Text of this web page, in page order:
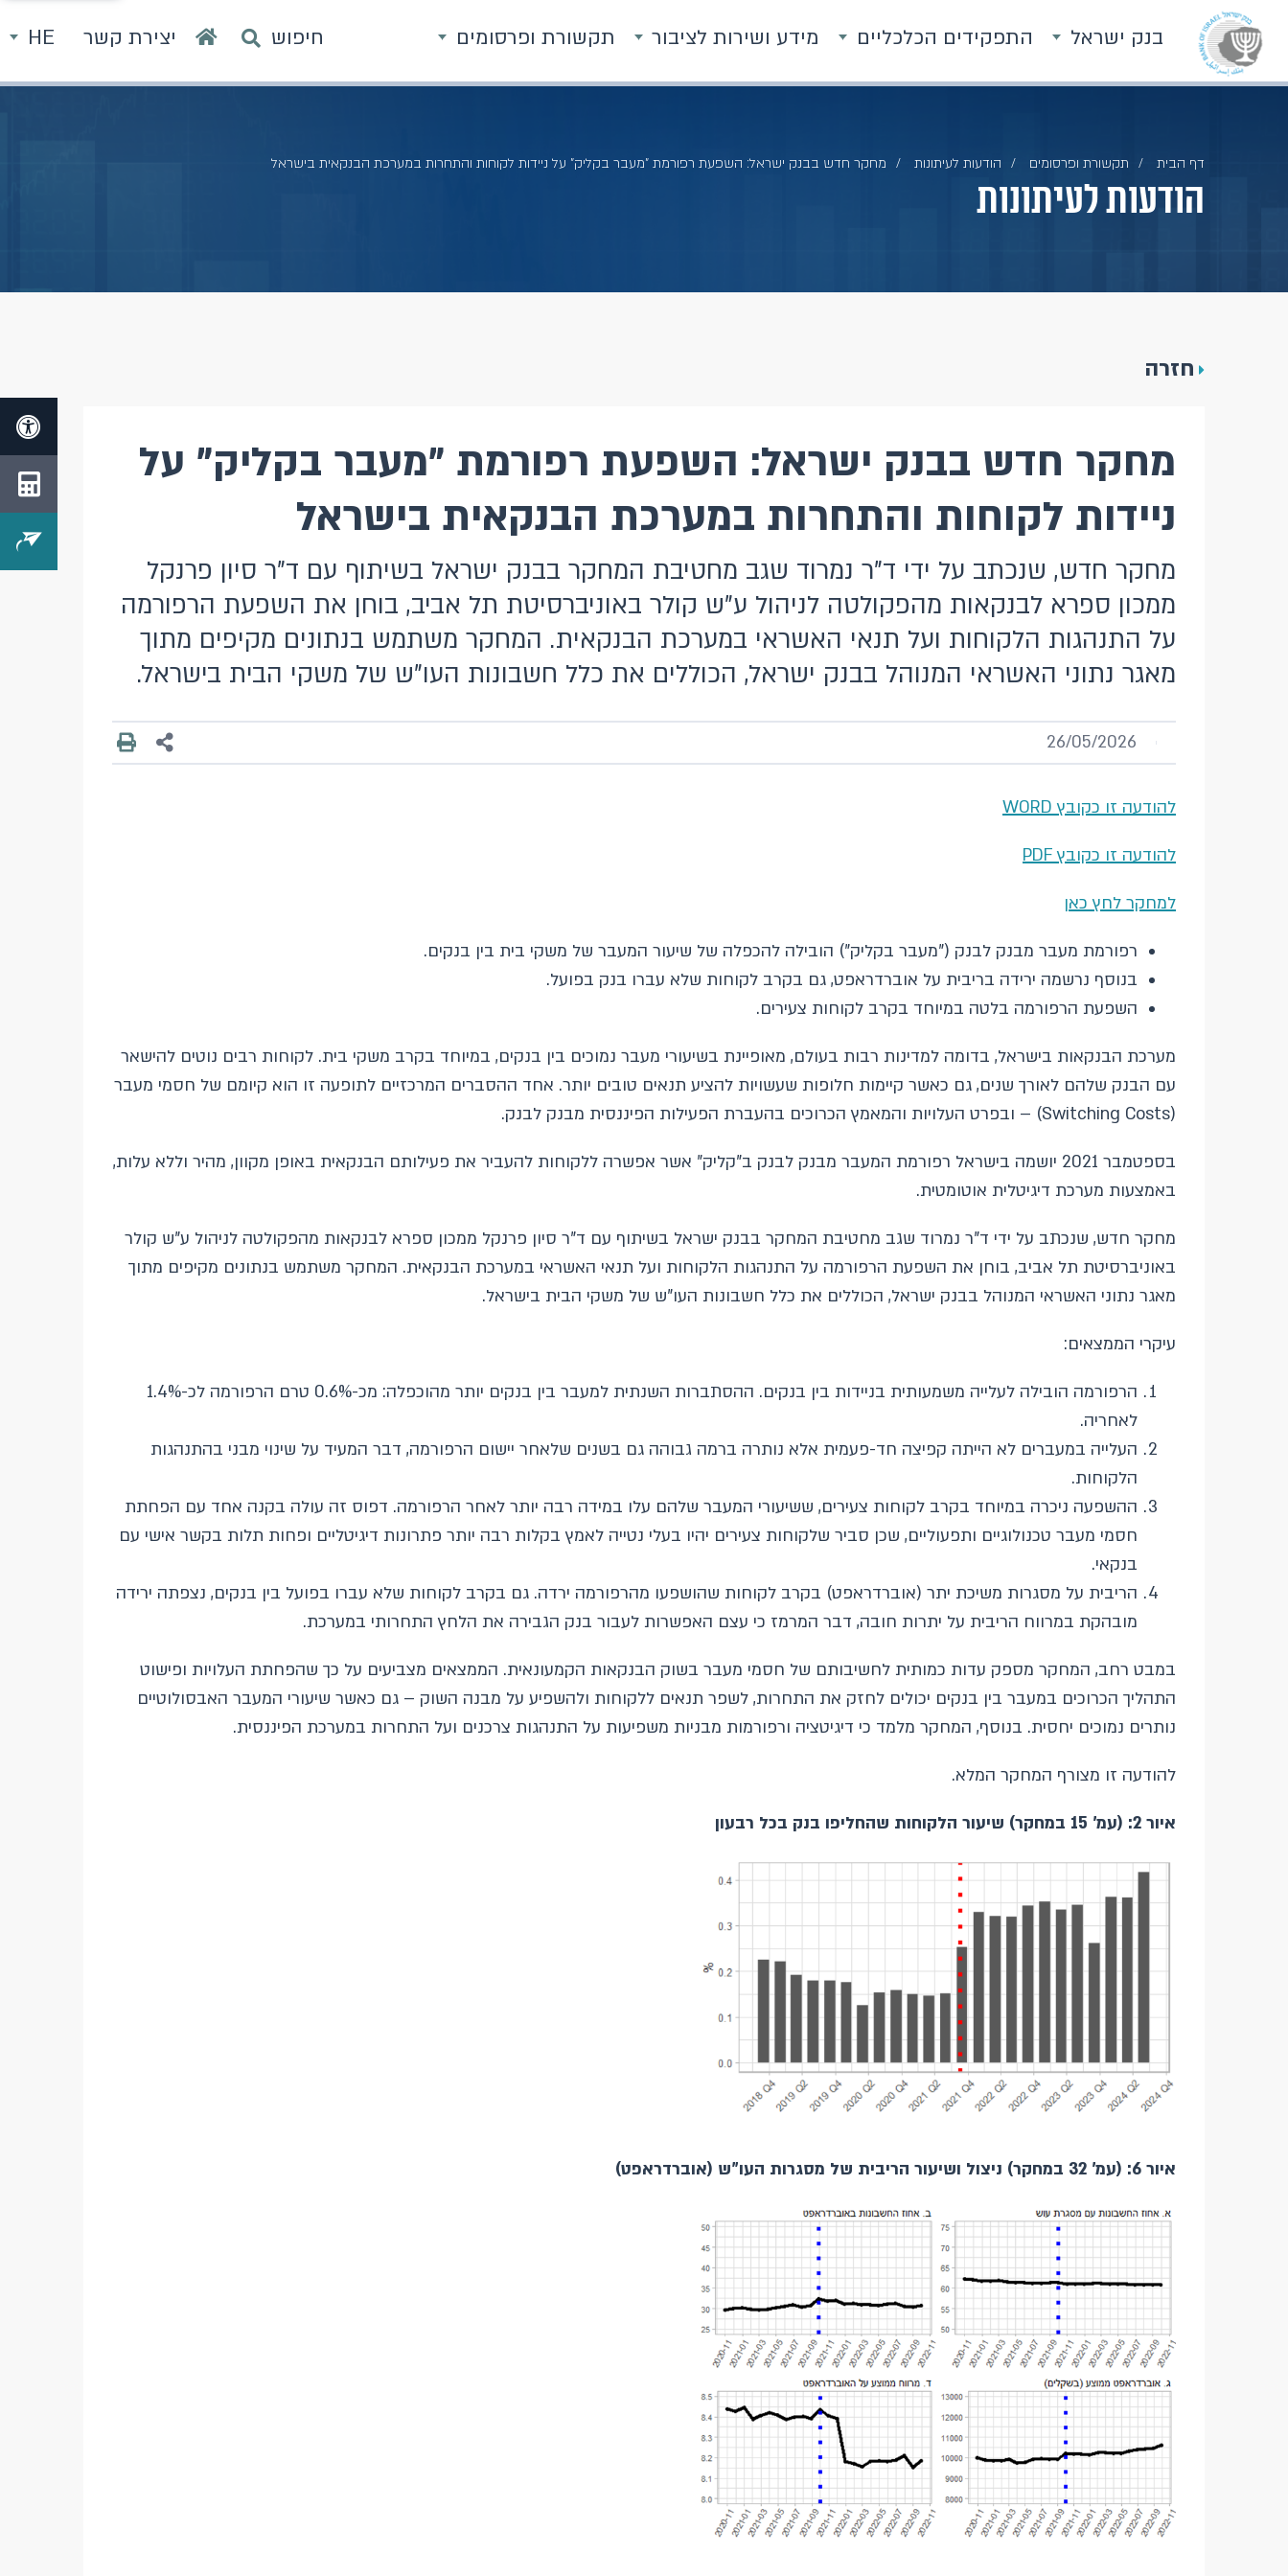
בנק ישראל התפקידים הכלכליים מידע ושירות לציבור תקשורת ופרסומים חיפוש יצירת קשר HE
דף הבית תקשורת ופרסומים הודעות לעיתונות מחקר חדש בבנק ישראל: השפעת רפורמת "מעבר בקליק" על ניידות לקוחות והתחרות במערכת הבנקאית בישראל
הודעות לעיתונות
חזרה
מחקר חדש בבנק ישראל: השפעת רפורמת "מעבר בקליק" על
ניידות לקוחות והתחרות במערכת הבנקאית בישראל
מחקר חדש, שנכתב על ידי ד"ר נמרוד שגב מחטיבת המחקר בבנק ישראל בשיתוף עם ד"ר סיון פרנקל
ממכון ספרא לבנקאות מהפקולטה לניהול ע"ש קולר באוניברסיטת תל אביב, בוחן את השפעת הרפורמה
על התנהגות הלקוחות ועל תנאי האשראי במערכת הבנקאית. המחקר משתמש בנתונים מקיפים מתוך
מאגר נתוני האשראי המנוהל בבנק ישראל, הכוללים את כלל חשבונות העו"ש של משקי הבית בישראל.
26/05/2026
להודעה זו כקובץ WORD
להודעה זו כקובץ PDF
למחקר לחץ כאן
רפורמת מעבר מבנק לבנק ("מעבר בקליק") הובילה להכפלה של שיעור המעבר של משקי בית בין בנקים.
בנוסף נרשמה ירידה בריבית על אוברדראפט, גם בקרב לקוחות שלא עברו בנק בפועל.
השפעת הרפורמה בלטה במיוחד בקרב לקוחות צעירים.
מערכת הבנקאות בישראל, בדומה למדינות רבות בעולם, מאופיינת בשיעורי מעבר נמוכים בין בנקים, במיוחד בקרב משקי בית. לקוחות רבים נוטים להישאר
עם הבנק שלהם לאורך שנים, גם כאשר קיימות חלופות שעשויות להציע תנאים טובים יותר. אחד ההסברים המרכזיים לתופעה זו הוא קיומם של חסמי מעבר
(Switching Costs) – ובפרט העלויות והמאמץ הכרוכים בהעברת הפעילות הפיננסית מבנק לבנק.
בספטמבר 2021 יושמה בישראל רפורמת המעבר מבנק לבנק ב"קליק" אשר אפשרה ללקוחות להעביר את פעילותם הבנקאית באופן מקוון, מהיר וללא עלות,
באמצעות מערכת דיגיטלית אוטומטית.
מחקר חדש, שנכתב על ידי ד"ר נמרוד שגב מחטיבת המחקר בבנק ישראל בשיתוף עם ד"ר סיון פרנקל ממכון ספרא לבנקאות מהפקולטה לניהול ע"ש קולר
באוניברסיטת תל אביב, בוחן את השפעת הרפורמה על התנהגות הלקוחות ועל תנאי האשראי במערכת הבנקאית. המחקר משתמש בנתונים מקיפים מתוך
מאגר נתוני האשראי המנוהל בבנק ישראל, הכוללים את כלל חשבונות העו"ש של משקי הבית בישראל.
עיקרי הממצאים:
הרפורמה הובילה לעלייה משמעותית בניידות בין בנקים. ההסתברות השנתית למעבר בין בנקים יותר מהוכפלה: מכ-0.6% טרם הרפורמה לכ-1.4%
לאחריה.
העלייה במעברים לא הייתה קפיצה חד-פעמית אלא נותרה ברמה גבוהה גם בשנים שלאחר יישום הרפורמה, דבר המעיד על שינוי מבני בהתנהגות
הלקוחות.
ההשפעה ניכרה במיוחד בקרב לקוחות צעירים, ששיעורי המעבר שלהם עלו במידה רבה יותר לאחר הרפורמה. דפוס זה עולה בקנה אחד עם הפחתת
חסמי מעבר טכנולוגיים ותפעוליים, שכן סביר שלקוחות צעירים יהיו בעלי נטייה לאמץ בקלות רבה יותר פתרונות דיגיטליים ופחות תלות בקשר אישי עם
בנקאי.
הריבית על מסגרות משיכת יתר (אוברדראפט) בקרב לקוחות שהושפעו מהרפורמה ירדה. גם בקרב לקוחות שלא עברו בפועל בין בנקים, נצפתה ירידה
מובהקת במרווח הריבית על יתרות חובה, דבר המרמז כי עצם האפשרות לעבור בנק הגבירה את הלחץ התחרותי במערכת.
במבט רחב, המחקר מספק עדות כמותית לחשיבותם של חסמי מעבר בשוק הבנקאות הקמעונאית. הממצאים מצביעים על כך שהפחתת העלויות ופישוט
התהליך הכרוכים במעבר בין בנקים יכולים לחזק את התחרות, לשפר תנאים ללקוחות ולהשפיע על מבנה השוק – גם כאשר שיעורי המעבר האבסולוטיים
נותרים נמוכים יחסית. בנוסף, המחקר מלמד כי דיגיטציה ורפורמות מבניות משפיעות על התנהגות צרכנים ועל התחרות במערכת הפיננסית.
להודעה זו מצורף המחקר המלא.
איור 2: (עמ' 15 במחקר) שיעור הלקוחות שהחליפו בנק בכל רבעון
איור 6: (עמ' 32 במחקר) ניצול ושיעור הריבית של מסגרות העו"ש (אוברדראפט)